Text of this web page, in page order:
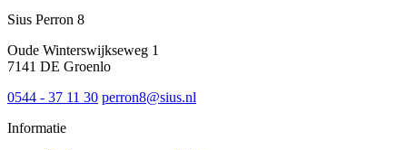
Sius Perron 8
Oude Winterswijkseweg 1
7141 DE Groenlo
0544 - 37 11 30 perron8@sius.nl
Informatie